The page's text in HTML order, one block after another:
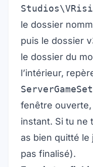
le dossier
puis le dossier
le dossier du
l’intérieur,
fenêtre ouverte,
instant. Si tu ne
as bien quitté le
pas finalisé).